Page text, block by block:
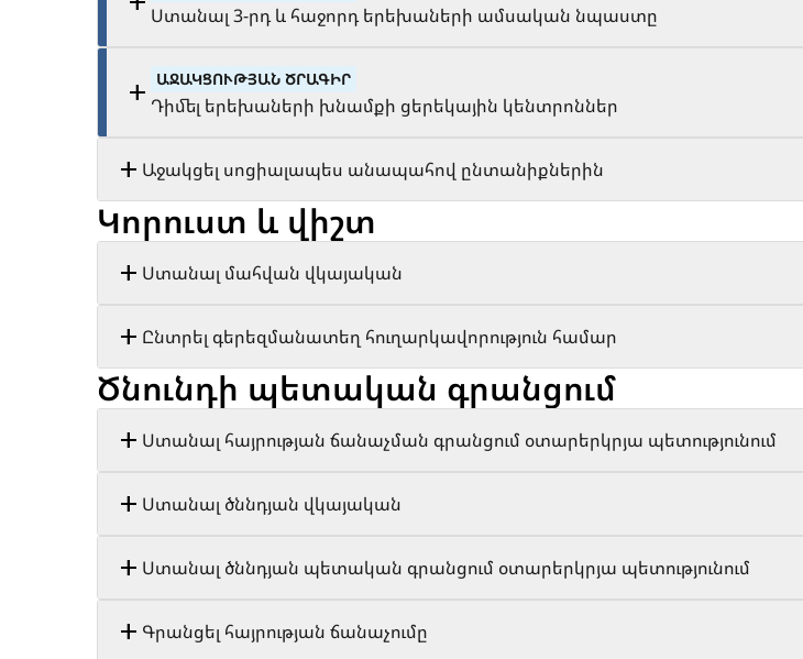
Ստանալ 3-րդ և հաջորդ երեխաների ամսական նպաստը
ԱՋԱԿՑՈՒԹՅԱՆ ԾՐԱԳԻՐ
Դիմել երեխաների խնամքի ցերեկային կենտրոններ
Աջակցել սոցիալապես անապահով ընտանիքներին
Կորուստ և վիշտ
Ստանալ մահվան վկայական
Ընտրել գերեզմանատեղ հուղարկավորություն համար
Ծնունդի պետական գրանցում
Ստանալ հայրության ճանաչման գրանցում օտարերկրյա պետությունում
Ստանալ ծննդյան վկայական
Ստանալ ծննդյան պետական գրանցում օտարերկրյա պետությունում
Գրանցել հայրության ճանաչումը